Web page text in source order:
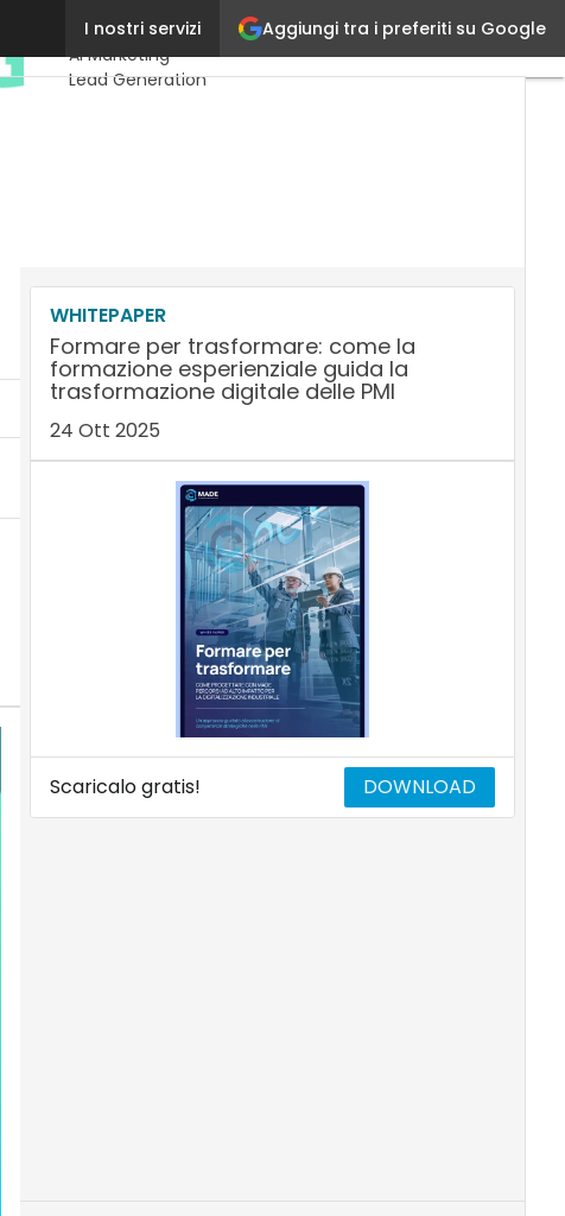
Aggiungi tra i preferiti su Google
I nostri servizi
Ultimi articoli
AI Marketing
Lead Generation
WHITEPAPER
Formare per trasformare: come la
formazione esperienziale guida la
trasformazione digitale delle PMI
24 Ott 2025
Scaricalo gratis! DOWNLOAD